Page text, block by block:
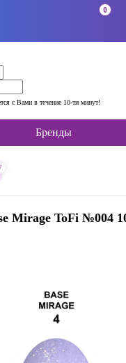
с Вами в течение 10-ти минут!
0
Бренды
Mirage ToFi №004